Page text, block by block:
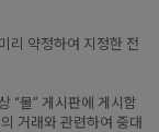
리 약정하여 지정한 전
“몰” 게시판에 게시함
거래와 관련하여 중대